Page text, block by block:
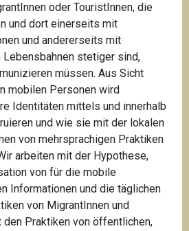
oder TouristInnen, die
und dort einerseits mit
und andererseits mit
Lebensbahnen stetiger sind,
müssen. Aus Sicht
mobilen Personen wird
Identitäten mittels und innerhalb
und wie sie mit der lokalen
von mehrsprachigen Praktiken
arbeiten mit der Hypothese,
von für die mobile
Informationen und die täglichen
von MigrantInnen und
den Praktiken von öffentlichen,